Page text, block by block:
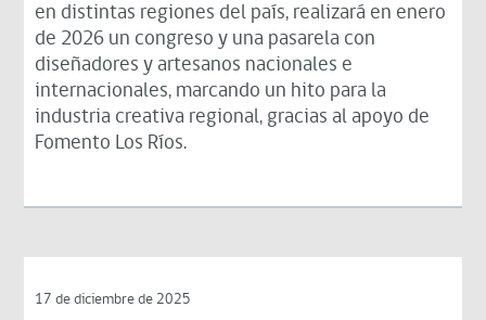
en distintas regiones del país, realizará en enero
de 2026 un congreso y una pasarela con
diseñadores y artesanos nacionales e
internacionales, marcando un hito para la
industria creativa regional, gracias al apoyo de
Fomento Los Ríos.
17 de diciembre de 2025